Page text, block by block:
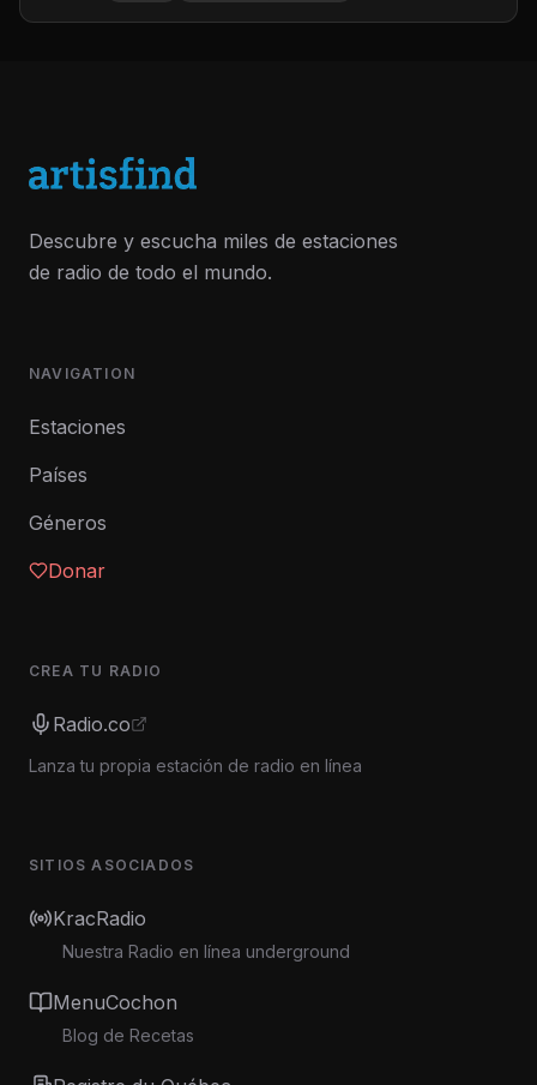
Descubre y escucha miles de estaciones
de radio de todo el mundo.
NAVIGATION
Estaciones
Países
Géneros
Donar
CREA TU RADIO
Radio.co
Lanza tu propia estación de radio en línea
SITIOS ASOCIADOS
KracRadio
Nuestra Radio en línea underground
MenuCochon
Blog de Recetas